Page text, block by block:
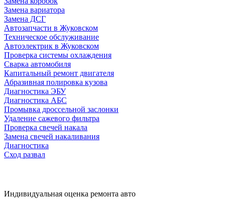
Замена вариатора
Замена ДСГ
Автозапчасти в Жуковском
Техническое обслуживание
Автоэлектрик в Жуковском
Проверка системы охлаждения
Сварка автомобиля
Капитальный ремонт двигателя
Абразивная полировка кузова
Диагностика ЭБУ
Диагностика АБС
Промывка дроссельной заслонки
Удаление сажевого фильтра
Проверка свечей накала
Замена свечей накаливания
Диагностика
Сход развал
Индивидуальная оценка ремонта авто